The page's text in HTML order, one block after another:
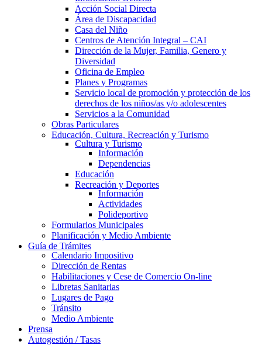
Acción Social Directa
Área de Discapacidad
Casa del Niño
Centros de Atención Integral – CAI
Dirección de la Mujer, Familia, Genero y
Diversidad
Oficina de Empleo
Planes y Programas
Servicio local de promoción y protección de los
derechos de los niños/as y/o adolescentes
Servicios a la Comunidad
Obras Particulares
Educación, Cultura, Recreación y Turismo
Cultura y Turismo
Información
Dependencias
Educación
Recreación y Deportes
Información
Actividades
Polideportivo
Formularios Municipales
Planificación y Medio Ambiente
Guía de Trámites
Calendario Impositivo
Dirección de Rentas
Habilitaciones y Cese de Comercio On-line
Libretas Sanitarias
Lugares de Pago
Tránsito
Medio Ambiente
Prensa
Autogestión / Tasas